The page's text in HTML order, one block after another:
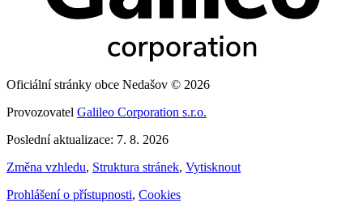
Oficiální stránky obce Nedašov © 2026
Provozovatel Galileo Corporation s.r.o.
Poslední aktualizace: 7. 8. 2026
Změna vzhledu, Struktura stránek, Vytisknout
Prohlášení o přístupnosti, Cookies